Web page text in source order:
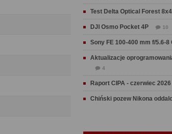
Test Delta Optical Forest
DJI Osmo Pocket 4P 10
Sony FE 100-400 mm f/5.6-8
Aktualizacje
4
Raport CIPA - czerwiec 2026
Chiński pozew Nikona